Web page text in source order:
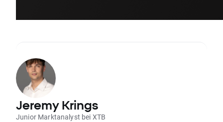
Jeremy Krings
Junior Marktanalyst bei XTB